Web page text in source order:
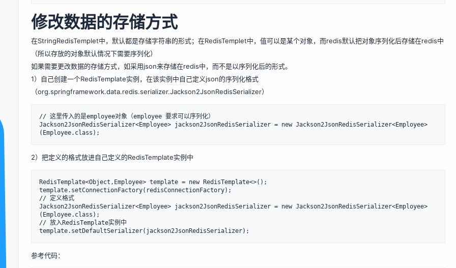
修改数据的存储方式
在StringRedisTemplet中，默认都是存储字符串的形式；在RedisTemplet中，值可以是某个对象，而redis默认把对象序列化后存储在redis中
（所以存放的对象默认情况下需要序列化）
如果需要更改数据的存储方式，如采用json来存储在redis中，而不是以序列化后的形式。
1）自己创建一个RedisTemplate实例，在该实例中自己定义json的序列化格式
（org.springframework.data.redis.serializer.Jackson2JsonRedisSerializer）
// 这里传入的是employee对象（employee 要求可以序列化）
Jackson2JsonRedisSerializer<Employee> jackson2JsonRedisSerializer = new Jackson2JsonRedisSerializer<Employee>
2）把定义的格式放进自己定义的RedisTemplate实例中
RedisTemplate<Object,Employee> template = new RedisTemplate<>();
template.setConnectionFactory(redisConnectionFactory);
// 定义格式
Jackson2JsonRedisSerializer<Employee> jackson2JsonRedisSerializer = new Jackson2JsonRedisSerializer<Employee>
(Employee.class);
// 放入RedisTemplate实例中
参考代码：